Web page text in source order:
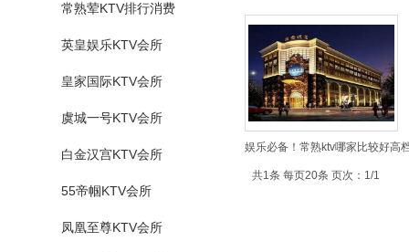
常熟荤KTV排行消费
英皇娱乐KTV会所
皇家国际KTV会所
虞城一号KTV会所
白金汉宫KTV会所
55帝帼KTV会所
凤凰至尊KTV会所
娱乐必备！常熟ktv哪家比较好高
共1条 每页20条 页次：1/1